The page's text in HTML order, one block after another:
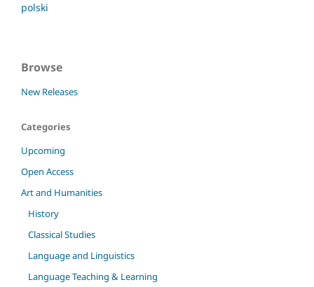
polski
Browse
New Releases
Categories
Upcoming
Open Access
Art and Humanities
History
Classical Studies
Language and Linguistics
Language Teaching & Learning